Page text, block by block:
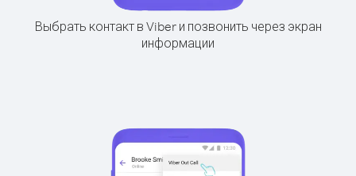
Выбрать контакт в Viber и позвонить через экран
информации